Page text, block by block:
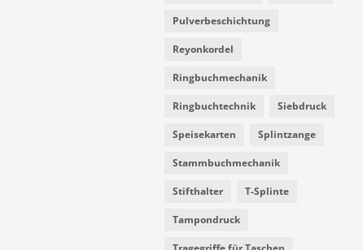
Pulverbeschichtung
Reyonkordel
Ringbuchmechanik
Ringbuchtechnik Siebdruck
Speisekarten Splintzange
Stammbuchmechanik
Stifthalter T-Splinte
Tampondruck